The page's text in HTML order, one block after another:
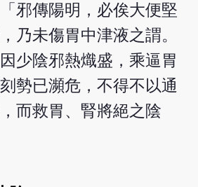
邪傳陽明，必俟大便堅
乃未傷胃中津液之謂。
少陰邪熱熾盛，乘逼胃
勢已瀕危，不得不以通
而救胃、腎將絕之陰